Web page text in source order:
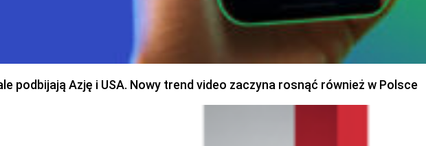
podbijają Azję i USA. Nowy trend video zaczyna rosnąć również w Polsce